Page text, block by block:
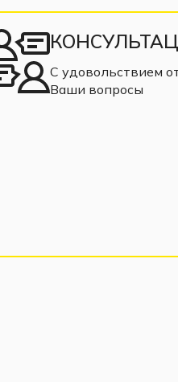
С удовольствием
Ваши вопросы